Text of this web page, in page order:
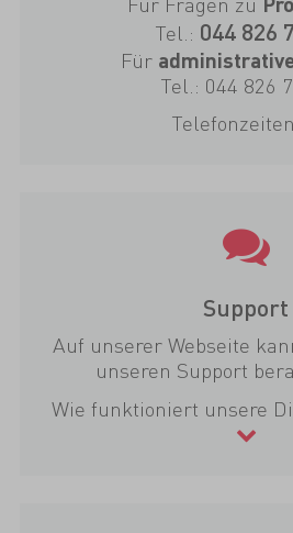
Tel.: 044 826
Für
Tel.: 044 826
Telefonzeiten
Support
Auf unserer Webseite
unseren Support
Wie funktioniert unsere